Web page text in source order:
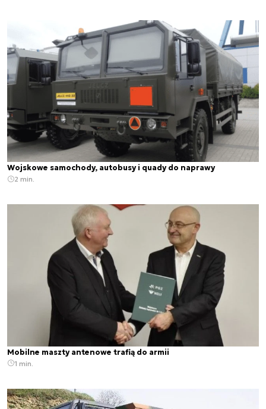
Wojskowe samochody, autobusy i quady do naprawy
2 min.
Mobilne maszty antenowe trafią do armii
1 min.